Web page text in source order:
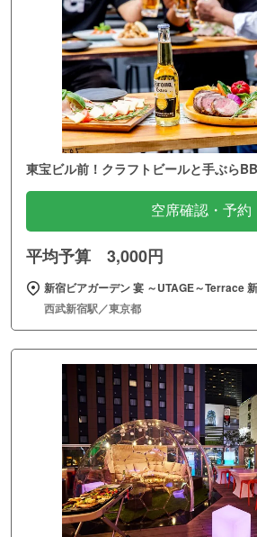
東宝ビル前！クラフトビールと手ぶら
空席確認・予約
平均予算 3,000円
新宿ビアガーデン 宴 ～UTAGE～Terrace
西武新宿駅／東京都